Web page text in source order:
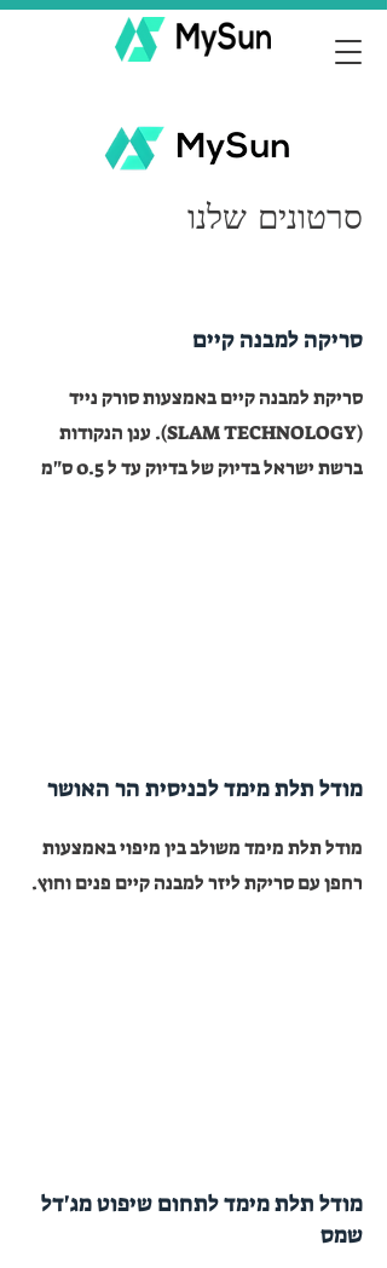
סרטונים שלנו
סריקה למבנה קיים
סריקת למבנה קיים באמצעות סורק נייד
(SLAM TECHNOLOGY). ענן הנקודות
ברשת ישראל בדיוק של בדיוק עד ל 0.5 ס"מ
מודל תלת מימד לכניסית הר האושר
מודל תלת מימד משולב בין מיפוי באמצעות
רחפן עם סריקת ליזר למבנה קיים פנים וחוץ.
מודל תלת מימד לתחום שיפוט מג'דל
שמס